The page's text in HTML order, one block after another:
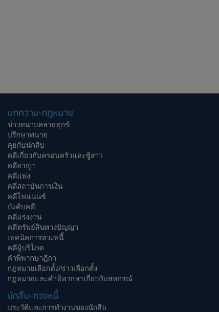
บทความ-กฎหมาย
ข่าวทนายคลายทุกข์
ปรึกษาทนาย
คุยกับนักสืบ
คดีเกี่ยวกับครอบครัวและชู้สาว
คดีอาญา
คดีแพ่ง
คดีสถาบันการเงิน
คดีไฟแนนซ์
บังคับคดี
คดีแรงงาน
คดีทรัพย์สินทางปัญญา
เทคนิคการทวงหนี้
คดีผู้บริโภค
คำพิพากษาฎีกา
กฎหมายเลือกตั้ง/ข่าวเลือกตั้ง
กฎหมายและคำพิพากษาเกี่ยวกับสหกรณ์
นักสืบ-ทวงหนี้
ประวัติและการทำงานของนักสืบ